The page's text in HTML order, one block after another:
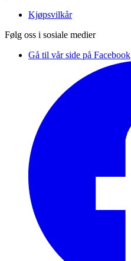
Kjøpsvilkår
Følg oss i sosiale medier
Gå til vår side på Facebook